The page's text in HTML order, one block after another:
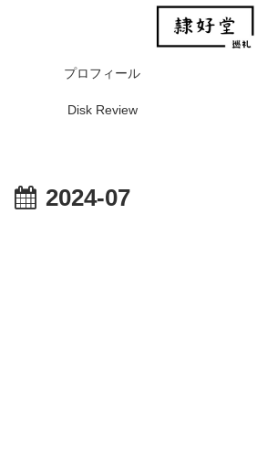
プロフィール
Disk Review
2024-07